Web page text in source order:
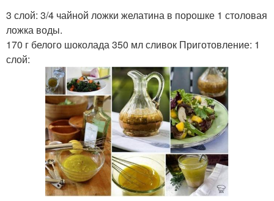
3 слой: 3/4 чайной ложки желатина в порошке 1 столовая
ложка воды.
170 г белого шоколада 350 мл сливок Приготовление: 1
слой: